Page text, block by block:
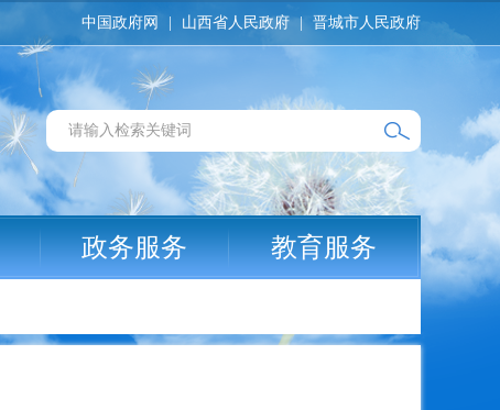
中国政府网 山西省人民政府 | 晋城市人民政府
政务服务 教育服务